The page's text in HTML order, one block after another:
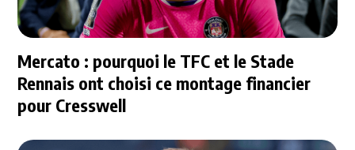
Mercato : pourquoi le TFC et le Stade
Rennais ont choisi ce montage financier
pour Cresswell